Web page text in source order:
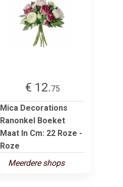
€ 12.75
Mica Decorations
Ranonkel Boeket
Maat In Cm: 22 Roze -
Roze
Meerdere shops